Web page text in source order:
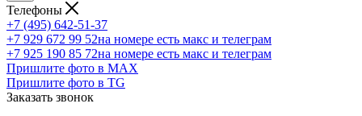
Телефоны
+7 (495) 642-51-37
+7 929 672 99 52на номере есть макс и телеграм
+7 925 190 85 72на номере есть макс и телеграм
Пришлите фото в MAX
Пришлите фото в TG
Заказать звонок